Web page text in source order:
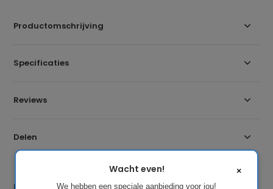
Productomschrijving
Specificaties
Reviews
Delen
×
Wacht even!
We hebben een speciale aanbieding voor jou!